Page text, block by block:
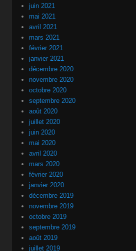
juin 2021
mai 2021
avril 2021
mars 2021
février 2021
janvier 2021
décembre 2020
novembre 2020
octobre 2020
septembre 2020
août 2020
juillet 2020
juin 2020
mai 2020
avril 2020
mars 2020
février 2020
janvier 2020
décembre 2019
novembre 2019
octobre 2019
septembre 2019
août 2019
juillet 2019